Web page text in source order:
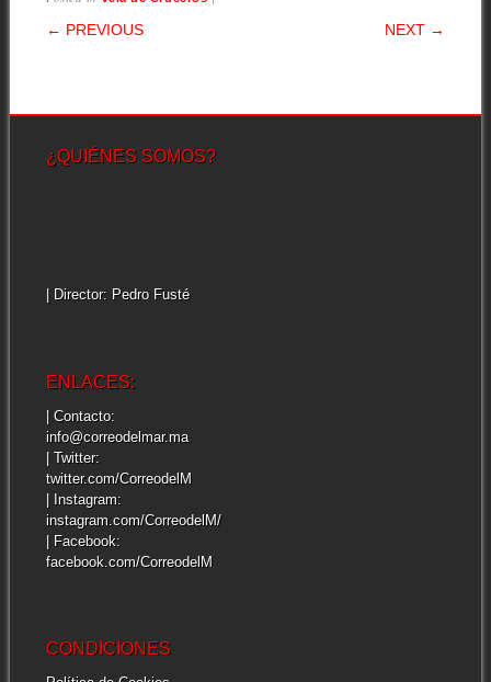
POST NAVIGATION
← PREVIOUS NEXT →
¿QUIÉNES SOMOS?
| Director: Pedro Fusté
ENLACES:
| Contacto:
info@correodelmar.ma
| Twitter:
twitter.com/CorreodelM
| Instagram:
instagram.com/CorreodelM/
| Facebook:
facebook.com/CorreodelM
CONDICIONES